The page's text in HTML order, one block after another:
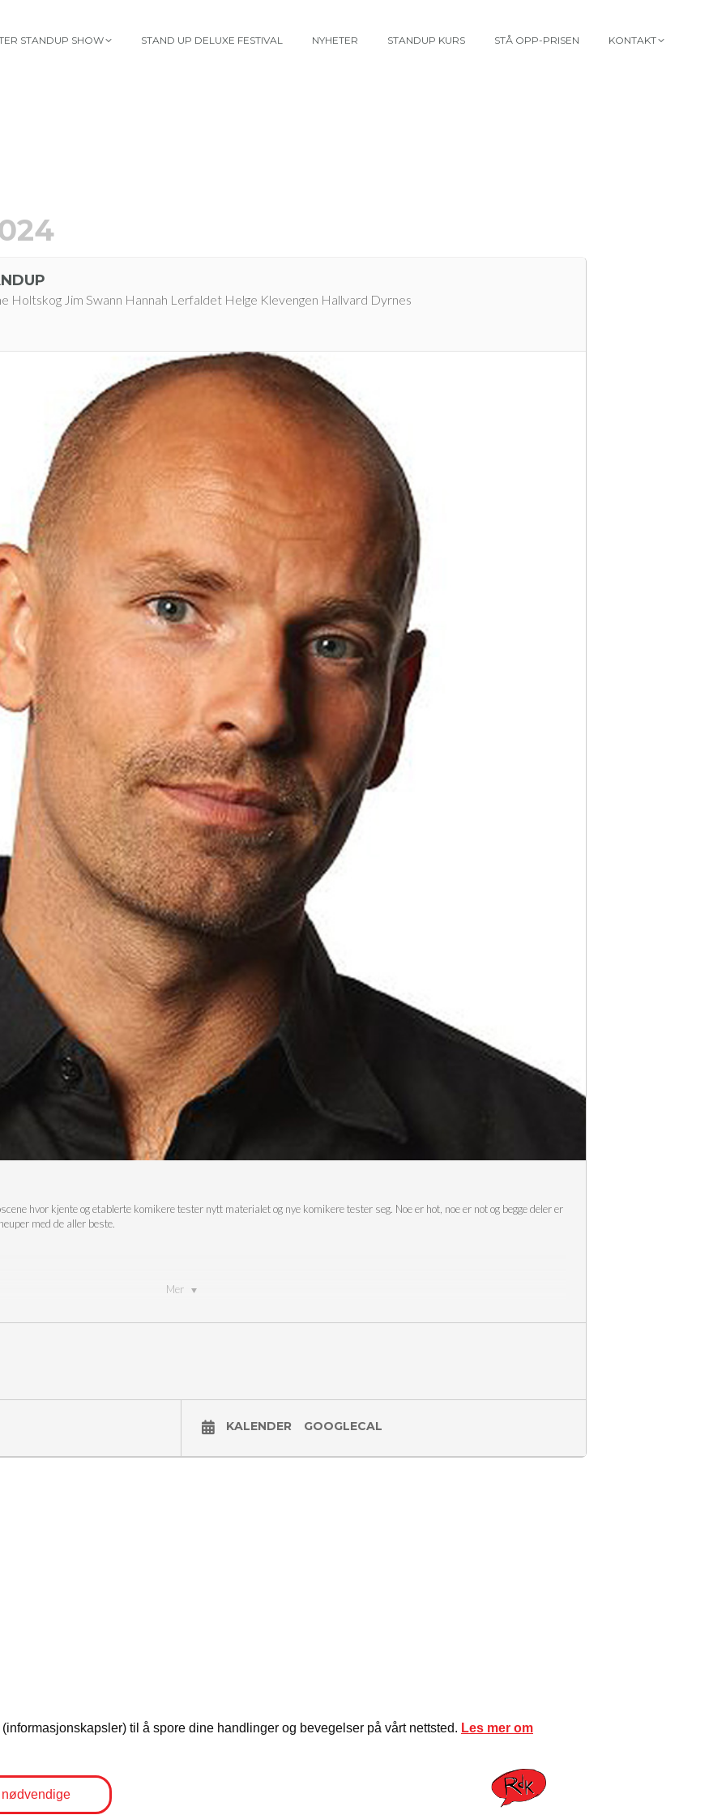
STANDUP SHOW STAND UP DELUXE FESTIVAL NYHETER STANDUP KURS STÅ OPP-PRISEN KONTAKT
Holtskog Jim Swann Hannah Lerfaldet Helge Klevengen Hallvard Dyrnes
Mer
hvor kjente og etablerte komikere tester nytt materialet og nye komikere tester seg. Noe er hot, noe er not og begge deler er
med de aller beste.
KALENDER GOOGLECAL
til å spore dine handlinger og bevegelser på vårt nettsted. Les mer om
nødvendige